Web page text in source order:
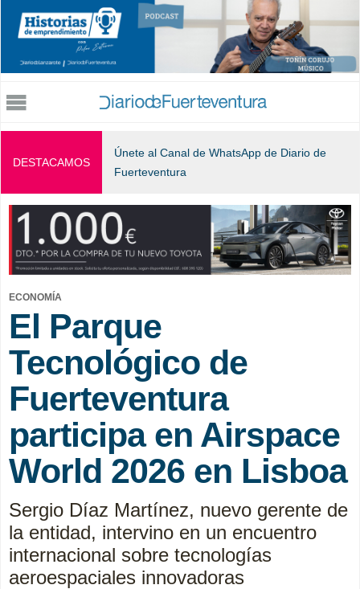
Jump to navigation
DESTACAMOS
Únete al Canal de WhatsApp de Diario de
Fuerteventura
ECONOMÍA
El Parque
Tecnológico de
Fuerteventura
participa en Airspace
World 2026 en Lisboa
Sergio Díaz Martínez, nuevo gerente de
la entidad, intervino en un encuentro
internacional sobre tecnologías
aeroespaciales innovadoras